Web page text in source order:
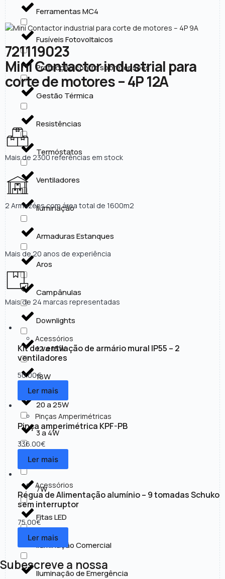
Ferramentas MC4
Fusíveis Fotovoltaicos
Protecção contra sobretensões
Gestão Térmica
Resistências
Termóstatos
Ventiladores
Iluminação
Armaduras Estanques
Aros
Campânulas
Downlights
12 a 15W
18W
20 a 25W
3 a 4W
30 a 50W
7W
Fitas LED
Iluminação Comercial
Iluminação de Emergência
721119023
Mini Contactor industrial para
corte de motores – 4P 12A
Mais de 2300 referências em stock
2 Armazéns com área total de 1600m2
Mais de 20 anos de experiência
Mais de 24 marcas representadas
Acessórios
Kit de ventilação de armário mural IP55 – 2
ventiladores
50.00€
Ler mais
Pinças Amperimétricas
Pinça amperimétrica KPF-PB
336.00€
Ler mais
Acessórios
Régua de Alimentação alumínio – 9 tomadas Schuko
sem interruptor
75.00€
Ler mais
Subescreve a nossa